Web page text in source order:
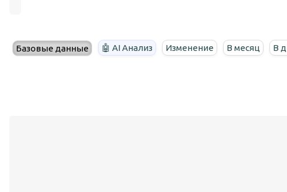
Базовые данные 🤖 AI Анализ Изменение В месяц В